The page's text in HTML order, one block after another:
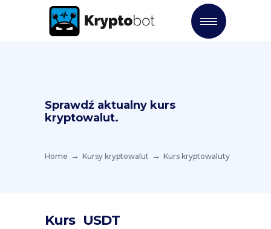
Sprawdź aktualny kurs
kryptowalut.
Home Kursy kryptowalut Kurs kryptowaluty
Kurs USDT